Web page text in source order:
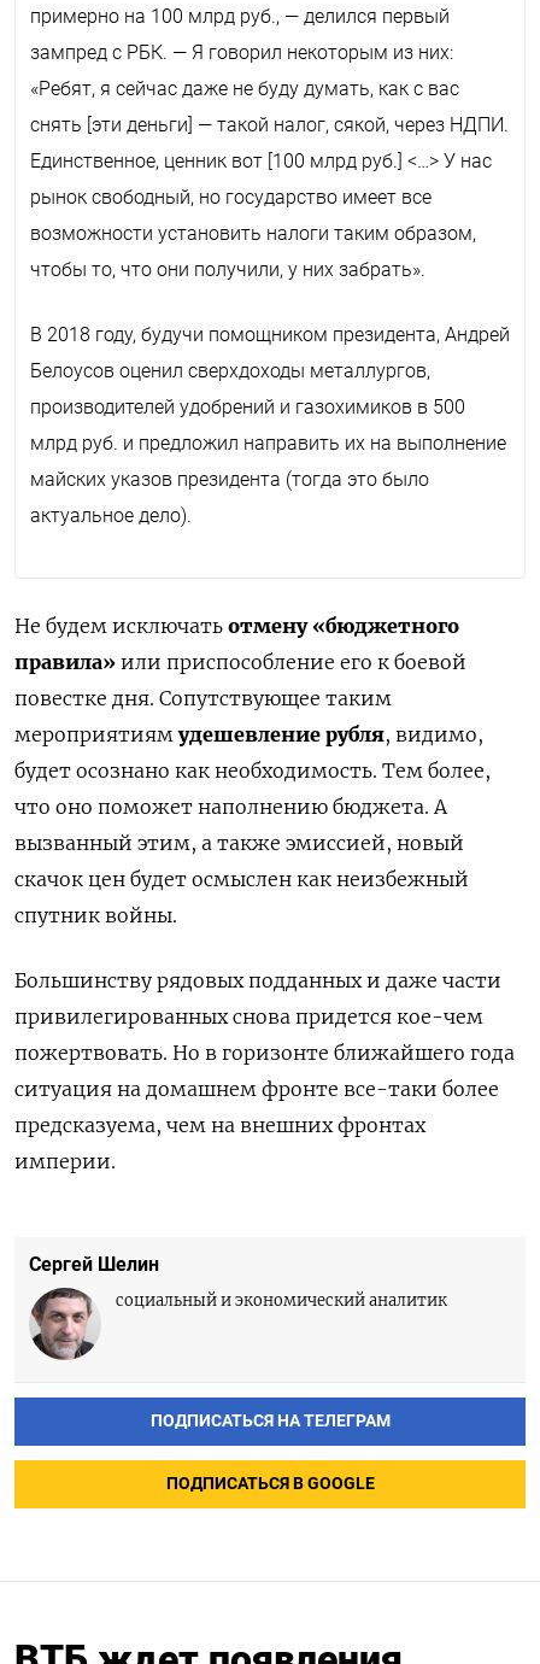
примерно на 100 млрд руб., — делился первый
зампред с РБК. — Я говорил некоторым из них:
«Ребят, я сейчас даже не буду думать, как с вас
снять [эти деньги] — такой налог, сякой, через НДПИ.
Единственное, ценник вот [100 млрд руб.] <…> У нас
рынок свободный, но государство имеет все
возможности установить налоги таким образом,
чтобы то, что они получили, у них забрать».
В 2018 году, будучи помощником президента, Андрей
Белоусов оценил сверхдоходы металлургов,
производителей удобрений и газохимиков в 500
млрд руб. и предложил направить их на выполнение
майских указов президента (тогда это было
актуальное дело).
Не будем исключать отмену «бюджетного
правила» или приспособление его к боевой
повестке дня. Сопутствующее таким
мероприятиямудешевление рубля, видимо,
будет осознано как необходимость. Тем более,
что оно поможет наполнению бюджета. А
вызванный этим, а также эмиссией, новый
скачок цен будет осмыслен как неизбежный
спутник войны.
Большинству рядовых подданных и даже части
привилегированных снова придется кое-чем
пожертвовать. Но в горизонте ближайшего года
ситуация на домашнем фронте все-таки более
предсказуема, чем на внешних фронтах
империи.
Сергей Шелин
социальный и экономический аналитик
ПОДПИСАТЬСЯ НА ТЕЛЕГРАМ
ПОДПИСАТЬСЯ В GOOGLE